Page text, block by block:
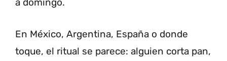
En México, Argentina, España o donde
toque, el ritual se parece: alguien corta pan,